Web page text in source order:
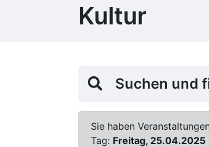
Kultur
Suchen und
Sie haben
Tag: Freitag, 25.04.2025